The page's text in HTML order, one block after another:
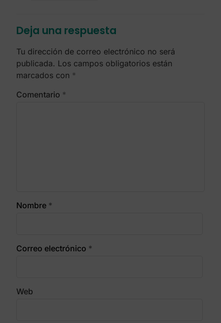
Deja una respuesta
Tu dirección de correo electrónico no será
publicada. Los campos obligatorios están
marcados con *
Comentario *
Nombre *
Correo electrónico *
Web